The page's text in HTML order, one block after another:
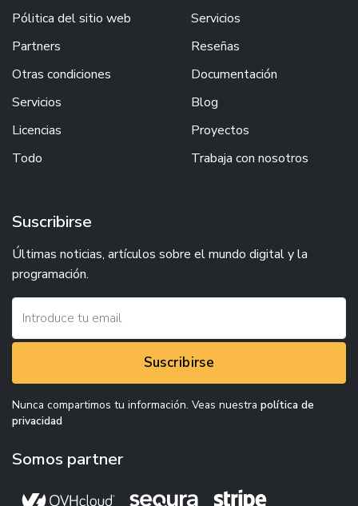
Pólitica del sitio web
Partners
Otras condiciones
Servicios
Licencias
Todo
Servicios
Reseñas
Documentación
Blog
Proyectos
Trabaja con nosotros
Suscribirse
Últimas noticias, artículos sobre el mundo digital y la
programación.
Suscribirse
Nunca compartimos tu información. Veas nuestra política de
privacidad
Somos partner